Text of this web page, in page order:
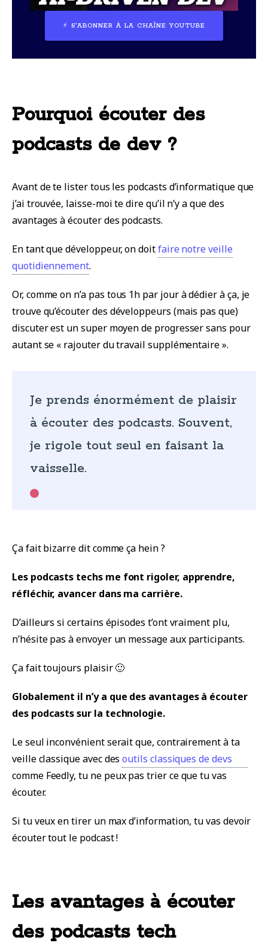
⚡ S'ABONNER À LA CHAÎNE YOUTUBE
Pourquoi écouter des
podcasts de dev ?
Avant de te lister tous les podcasts d’informatique que
j’ai trouvée, laisse-moi te dire qu’il n’y a que des
avantages à écouter des podcasts.
En tant que développeur, on doitfaire notre veille
quotidiennement.
Or, comme on n’a pas tous 1h par jour à dédier à ça, je
trouve qu’écouter des développeurs (mais pas que)
discuter est un super moyen de progresser sans pour
autant se « rajouter du travail supplémentaire ».
Je prends énormément de plaisir
à écouter des podcasts. Souvent,
je rigole tout seul en faisant la
vaisselle.
Ça fait bizarre dit comme ça hein ?
Les podcasts techs me font rigoler, apprendre,
réfléchir, avancer dans ma carrière.
D’ailleurs si certains épisodes t’ont vraiment plu,
n’hésite pas à envoyer un message aux participants.
Ça fait toujours plaisir 🙂
Globalement il n’y a que des avantages à écouter
des podcasts sur la technologie.
Le seul inconvénient serait que, contrairement à ta
veille classique avec desoutils classiques de devs
comme Feedly, tu ne peux pas trier ce que tu vas
écouter.
Si tu veux en tirer un max d’information, tu vas devoir
écouter tout le podcast !
Les avantages à écouter
des podcasts tech